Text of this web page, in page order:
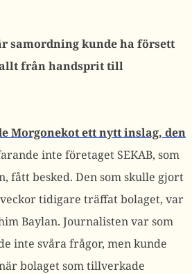
samordning kunde ha försett
från handsprit till
Morgonekot ett nytt inslag, den
inte företaget SEKAB, som
fått besked. Den som skulle gjort
tidigare träffat bolaget, var
Baylan. Journalisten var som
inte svåra frågor, men kunde
bolaget som tillverkade